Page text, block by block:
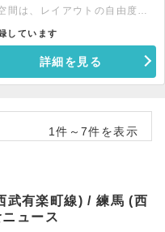
間は、レイアウトの自由度が
業態に対応し、土日祝日も利
しています
詳細を見る
1件～7件を表示
武有楽町線) / 練馬 (西
ュース